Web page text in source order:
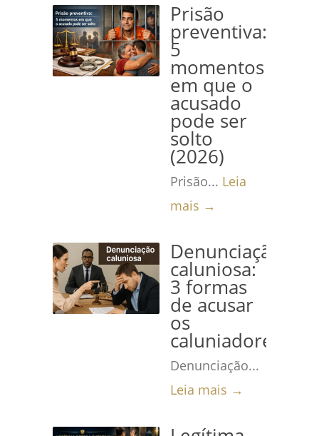
Prisão
preventiva:
5
momentos
em que o
acusado
pode ser
solto
(2026)
Prisão... Leia
mais →
Denunciação
caluniosa:
3 formas
de acusar
os
caluniadores
Denunciação...
Leia mais →